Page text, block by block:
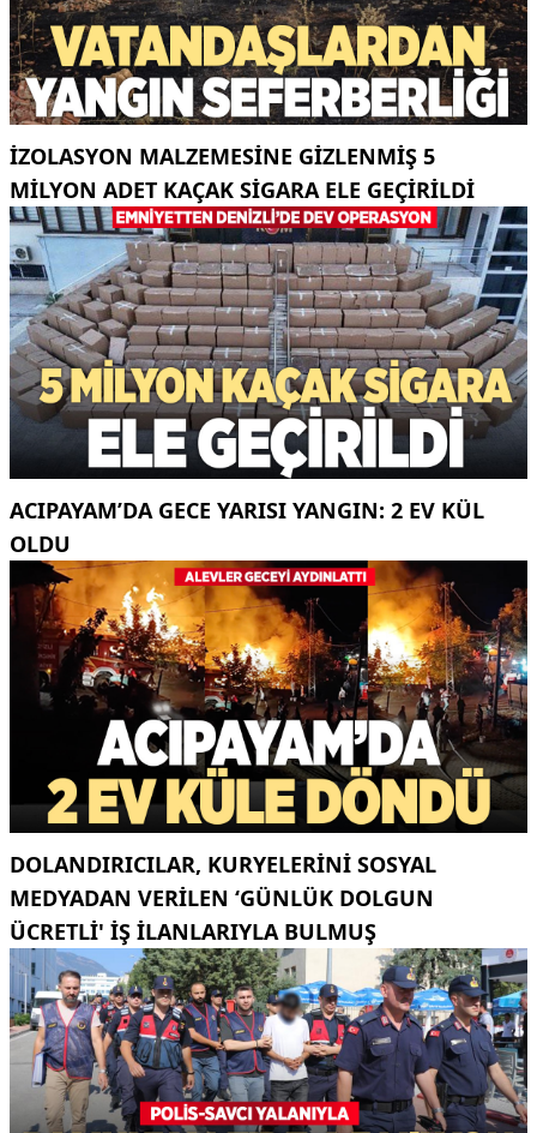
İZOLASYON MALZEMESINE GIZLENMIŞ 5
MILYON ADET KAÇAK SIGARA ELE GEÇIRILDI
ACIPAYAM’DA GECE YARISI YANGIN: 2 EV KÜL
OLDU
DOLANDIRICILAR, KURYELERINI SOSYAL
MEDYADAN VERILEN ‘GÜNLÜK DOLGUN
ÜCRETLI' IŞ ILANLARIYLA BULMUŞ